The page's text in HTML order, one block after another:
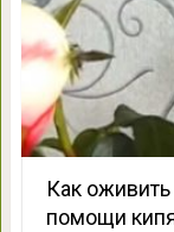
Как
помощи